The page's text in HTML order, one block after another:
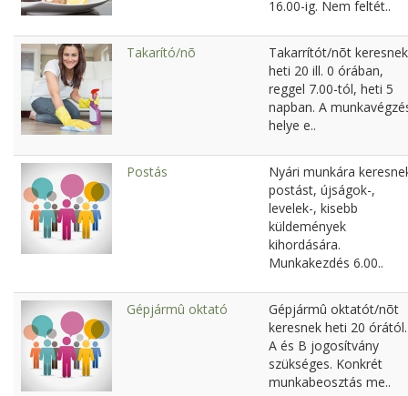
16.00-ig. Nem feltét..
Takarító/nõ
Takarrítót/nõt keresnek
heti 20 ill. 0 órában,
reggel 7.00-tól, heti 5
napban. A
helye e..
Postás
Nyári munkára
postást, újságok-,
levelek-, kisebb
küldemények
kihordására.
Munkakezdés 6.00..
Gépjármû oktató
Gépjármû oktatót/nõt
keresnek heti 20 órától.
A és B jogosítvány
szükséges. Konkrét
munkabeosztás me..